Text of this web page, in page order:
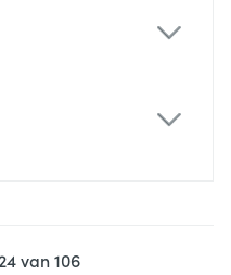
24van106